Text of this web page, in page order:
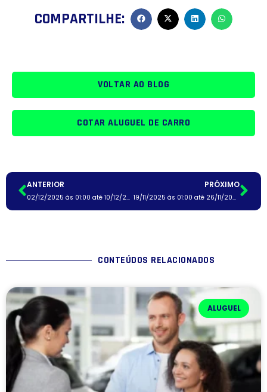
COMPARTILHE:
VOLTAR AO BLOG
COTAR ALUGUEL DE CARRO
ANTERIOR
02/12/2025 às 01:00 até 10/12/2025 às 01:00
PRÓXIMO
19/11/2025 às 01:00 até 26/11/2025 às 01:00
CONTEÚDOS RELACIONADOS
ALUGUEL